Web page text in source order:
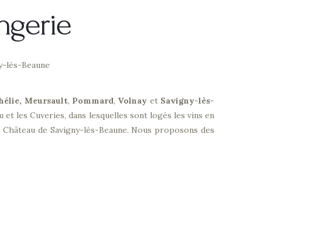
lès-Beaune
Meursault, Pommard, Volnay et Savigny-lès-
et les Cuveries, dans lesquelles sont logés les vins en
de Savigny-lès-Beaune. Nous proposons des